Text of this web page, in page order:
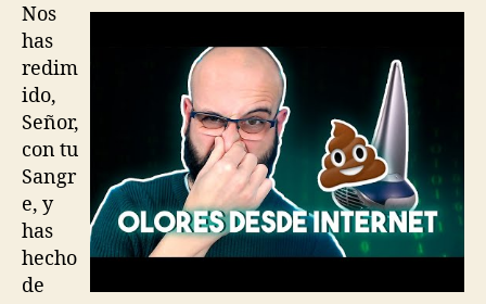
Nos
has
redim
ido,
Señor,
con tu
Sangr
e, y
has
hecho
de